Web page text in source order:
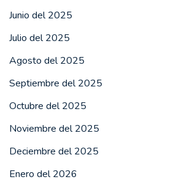
Junio del 2025
Julio del 2025
Agosto del 2025
Septiembre del 2025
Octubre del 2025
Noviembre del 2025
Deciembre del 2025
Enero del 2026